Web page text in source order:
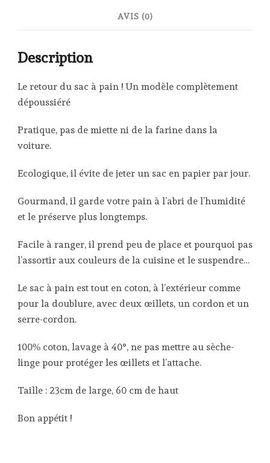
AVIS (0)
Description
Le retour du sac à pain ! Un modèle complètement
dépoussiéré
Pratique, pas de miette ni de la farine dans la
voiture.
Ecologique, il évite de jeter un sac en papier par jour.
Gourmand, il garde votre pain à l’abri de l’humidité
et le préserve plus longtemps.
Facile à ranger, il prend peu de place et pourquoi pas
l’assortir aux couleurs de la cuisine et le suspendre…
Le sac à pain est tout en coton, à l’extérieur comme
pour la doublure, avec deux œillets, un cordon et un
serre-cordon.
100% coton, lavage à 40°, ne pas mettre au sèche-
linge pour protéger les œillets et l’attache.
Taille : 23cm de large, 60 cm de haut
Bon appétit !